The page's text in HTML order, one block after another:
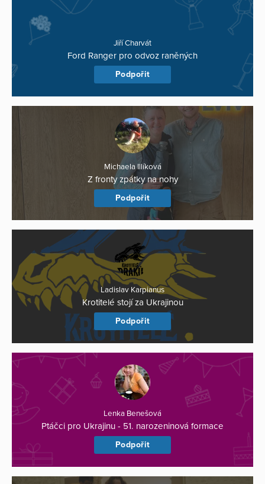
Jiří Charvát
Ford Ranger pro odvoz raněných
Podpořit
Michaela Illíková
Z fronty zpátky na nohy
Podpořit
Ladislav Karpianus
Krotitelé stojí za Ukrajinou
Podpořit
Lenka Benešová
Ptáčci pro Ukrajinu - 51. narozeninová formace
Podpořit